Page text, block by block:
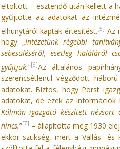
eltöltött – esztendő után kellett a
gyűjtötte az adatokat az
elhunytáról kaptak értesítést.[5] Az
hogy „Intézetünk régebbi
sebesüléséről, esetleg haláláról
gyűjtjük.”[6]Az általános
szerencsétlenül végződött
adatokat. Biztos, hogy Porst
adatokat, de ezek az információk
Kálmán igazgató készített
nincs.”[7] – állapította meg 1930
ekkor szükség, mert a Vallás- és